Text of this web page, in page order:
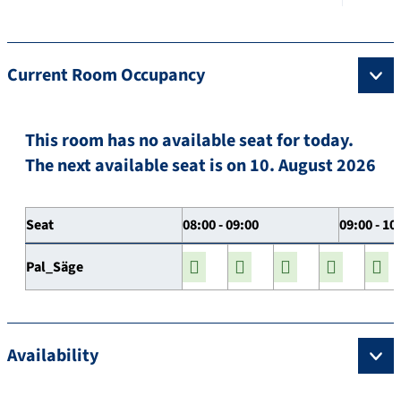
Current Room Occupancy
This room has no available seat for today.
The next available seat is on 10. August 2026
Seat 08:00 - 09:00 09:00 -
Pal_Säge
Availability